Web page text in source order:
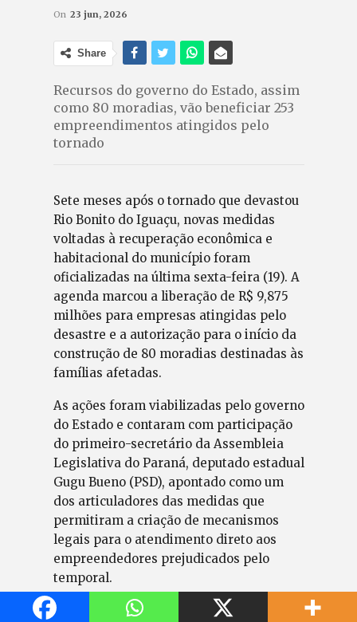
On 23 jun, 2026
Share
Recursos do governo do Estado, assim
como 80 moradias, vão beneficiar 253
empreendimentos atingidos pelo
tornado
Sete meses após o tornado que devastou
Rio Bonito do Iguaçu, novas medidas
voltadas à recuperação econômica e
habitacional do município foram
oficializadas na última sexta-feira (19). A
agenda marcou a liberação de R$ 9,875
milhões para empresas atingidas pelo
desastre e a autorização para o início da
construção de 80 moradias destinadas às
famílias afetadas.
As ações foram viabilizadas pelo governo
do Estado e contaram com participação
do primeiro-secretário da Assembleia
Legislativa do Paraná, deputado estadual
Gugu Bueno (PSD), apontado como um
dos articuladores das medidas que
permitiram a criação de mecanismos
legais para o atendimento direto aos
empreendedores prejudicados pelo
temporal.